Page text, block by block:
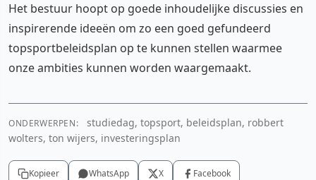
Het bestuur hoopt op goede inhoudelijke discussies en
inspirerende ideeën om zo een goed gefundeerd
topsportbeleidsplan op te kunnen stellen waarmee
onze ambities kunnen worden waargemaakt.
ONDERWERPEN:
studiedag, topsport, beleidsplan, robbert
wolters, ton wijers, investeringsplan
Kopieer WhatsApp X Facebook